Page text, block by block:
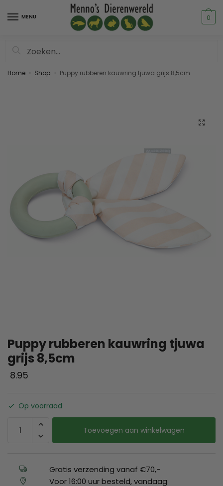
MENU 0
Home Shop Puppy rubberen kauwring tjuwa grijs 8,5cm
Puppy rubberen kauwring tjuwa
grijs 8,5cm
8.95
Op voorraad
Toevoegen aan winkelwagen
Gratis verzending vanaf €70,-
Voor 16:00 uur besteld, vandaag